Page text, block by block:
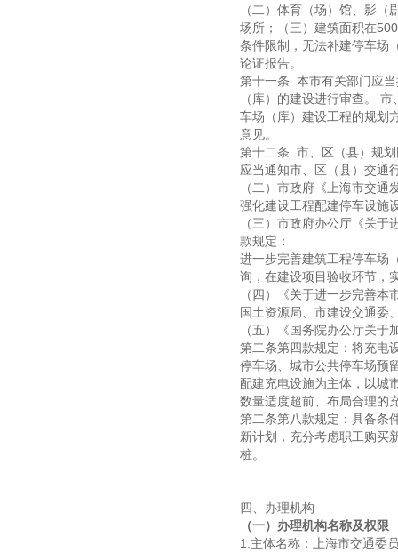
（二）体育（场）馆、影
场所；（三）建筑面积在
条件限制，无法补建停车场
论证报告。
第十一条 本市有关部门应
（库）的建设进行审查。
车场（库）建设工程的规划
意见。
第十二条 市、区（县）规
应当通知市、区（县）交通
（二）市政府《上海市交
强化建设工程配建停车设施
（三）市政府办公厅《关
款规定：
进一步完善建筑工程停车场
询，在建设项目验收环节，
（四）《关于进一步完善
国土资源局、市建设交通委
（五）《国务院办公厅关
第二条第四款规定：将充电
停车场、城市公共停车场预
配建充电设施为主体，以城
数量适度超前、布局合理的
第二条第八款规定：具备条
新计划，充分考虑职工购买
桩。
四、办理机构
（一）办理机构名称及权限
1.主体名称：上海市交通委